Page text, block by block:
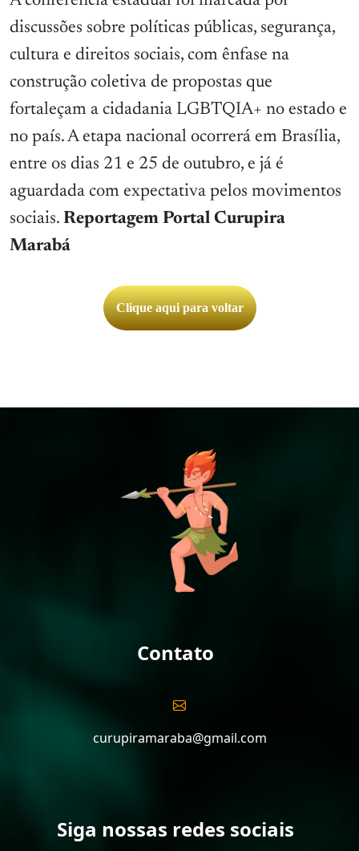
discussões sobre políticas públicas, segurança,
cultura e direitos sociais, com ênfase na
construção coletiva de propostas que
fortaleçam a cidadania LGBTQIA+ no estado e
no país. A etapa nacional ocorrerá em Brasília,
entre os dias 21 e 25 de outubro, e já é
aguardada com expectativa pelos movimentos
sociais. Reportagem Portal Curupira
Marabá
Clique aqui para voltar
Contato
curupiramaraba@gmail.com
Siga nossas redes sociais